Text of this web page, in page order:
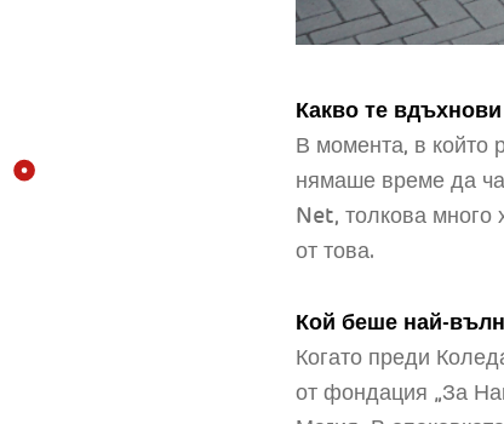
Какво те
В момента, в който
нямаше време да
Net, толкова много
от това.
Кой беше най-
Когато преди
от фондация „За